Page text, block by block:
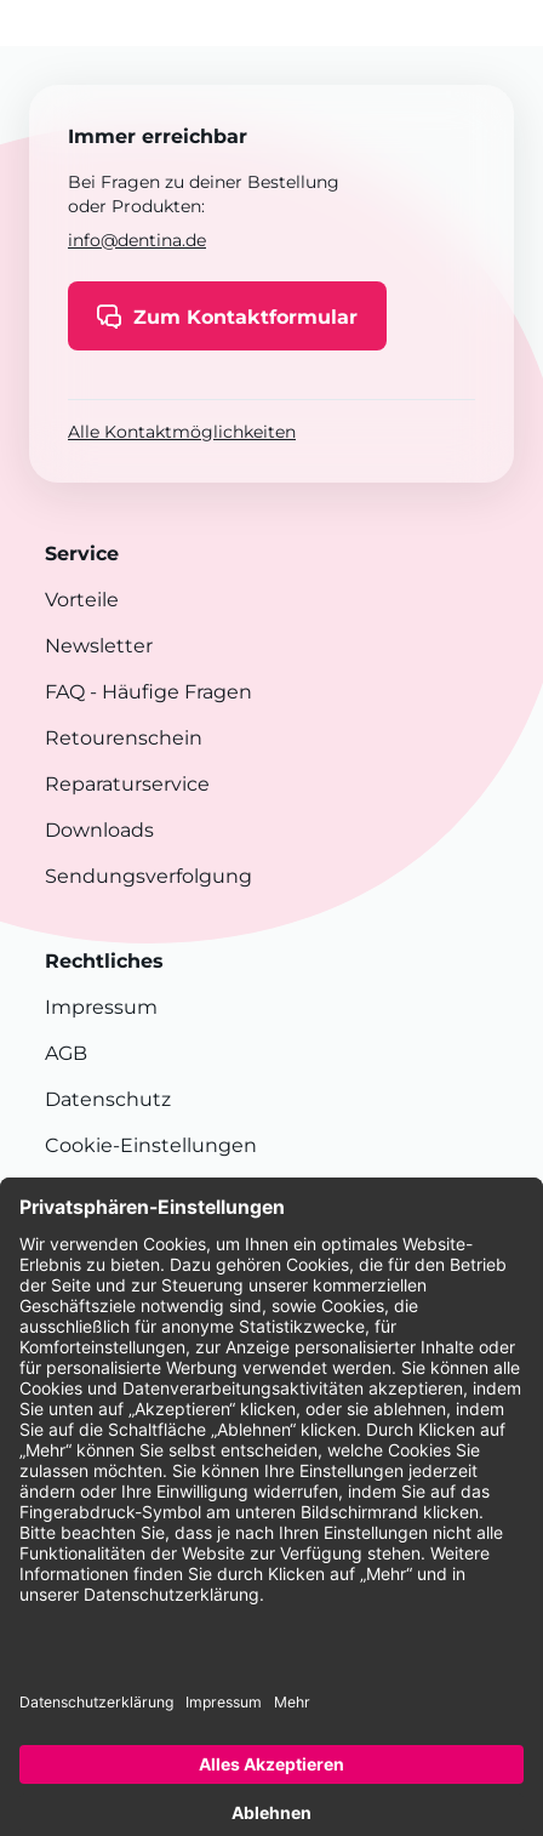
Immer erreichbar
Bei Fragen zu deiner Bestellung
oder Produkten:
info@dentina.de
Zum Kontaktformular
Alle Kontaktmöglichkeiten
Service
Vorteile
Newsletter
FAQ - Häufige Fragen
Retourenschein
Reparaturservice
Downloads
Sendungsverfolgung
Rechtliches
Impressum
AGB
Datenschutz
Cookie-Einstellungen
Bewertungen
Unsere Zahlungsarten:
Rechnung SEPA-Lastschrift Vorkasse